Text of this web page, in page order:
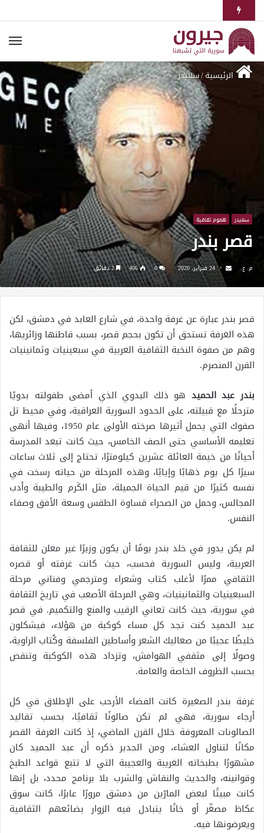
الرئيسية/سلايدر
سلايدر هموم ثقافية
قصر بندر
م. ع. 24 فبراير، 2020 0
406 2 دقائق
قصر بندر عبارة عن غرفة واحدة، في شارع العابد في دمشق، لكن
هذه الغرفة تستحق أن تكون بحجم قصر، بسبب قاطنها وزائريها،
وهم من صفوة النخبة الثقافية العربية في سبعينيات وثمانينيات
القرن المنصرم.
بندر عبد الحميد هو ذلك البدوي الذي أمضى طفولته بدويًا
مترحلًا مع قبيلته، على الحدود السورية العراقية، وفي محيط تل
صفوك التي يحمل أثيرها صرخته الأولى عام 1950، وفيها أنهى
تعليمه الأساسي حتى الصف الخامس، حيث كانت تبعد المدرسة
أحيانًا من خيمة العائلة عشرين كيلومترًا، تحتاج إلى ثلاث ساعات
سيرًا كل يوم ذهابًا وإيابًا، وهذه المرحلة من حياته رسخت في
نفسه كثيرًا من قيم الحياة الجميلة، مثل الكَرم والطيبة وأدب
المجالس، وحمل من الصحراء قساوة الطقس وسعة الأفق وصفاء
النفس.
لم يكن يدور في خلد بندر يومًا أن يكون وزيرًا غير معلن للثقافة
العربية، وليس السورية فحسب، حيث كانت غرفته أو قصره
الثقافي ممرًا لأغلب كتاب وشعراء ومترجمي وفناني مرحلة
السبعينيات والثمانينيات، وهي المرحلة الأصعب في تاريخ الثقافة
في سورية، حيث كانت تعاني الرقيب والمنع والتكميم. في قصر
عبد الحميد كنت تجد كل مساء كوكبة من هؤلاء، فيشكلون
خليطًا عجيبًا من صعاليك الشعر وأساطين الفلسفة وكُتاب الراوية،
وصولًا إلى مثقفي الهوامش، وتزداد هذه الكوكبة وتنقص
بحسب الظروف الخاصة والعامة.
غرفة بندر الصغيرة كانت الفضاء الأرحب على الإطلاق في كل
أرجاء سورية، فهي لم تكن صالونًا ثقافيًا، بحسب تقاليد
الصالونات المعروفة خلال القرن الماضي، إذ كانت الغرفة القصر
مكانًا لتناول العشاء، ومن الجدير ذكره أن عبد الحميد كان
مشهورًا بطبخاته الغريبة والعجيبة التي لا تتبع قواعد الطبخ
وقوانينه، والحديث والنقاش والشرب بلا برنامج محدد، بل إنها
كانت مبيتًا لبعض المارّين من دمشق مرورًا عابرًا، كانت سوق
عكاظ مصغّر أو خانًا يتبادل فيه الزوار بضائعهم الثقافية
ويعرضونها فيه.